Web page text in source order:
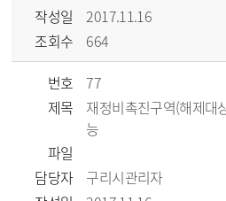
작성일
2017.11.16
조회수
664
번호
77
제목
재정비촉진구역(해제대
능
파일
담당자
구리시관리자